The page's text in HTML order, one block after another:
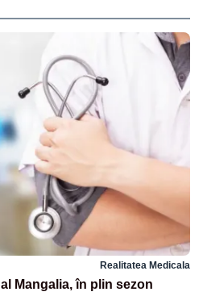
Realitatea Medicala
Mangalia, în plin sezon